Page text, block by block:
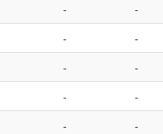
-
-
-
-
-
-
-
-
-
-